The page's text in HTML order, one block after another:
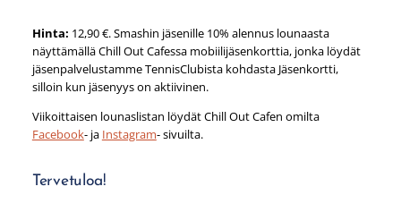
Hinta: 12,90 €. Smashin jäsenille 10% alennus lounaasta
näyttämällä Chill Out Cafessa mobiilijäsenkorttia, jonka löydät
jäsenpalvelustamme TennisClubista kohdasta Jäsenkortti,
silloin kun jäsenyys on aktiivinen.
Viikoittaisen lounaslistan löydät Chill Out Cafen omilta
Facebook- ja Instagram- sivuilta.
Tervetuloa!